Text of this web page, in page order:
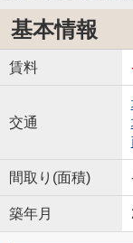
基本情報
賃料
交通
間取り(面積)
築年月